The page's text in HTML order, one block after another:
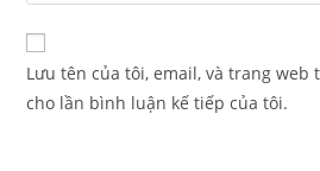
Lưu tên của tôi, email, và trang
cho lần bình luận kế tiếp của tôi.